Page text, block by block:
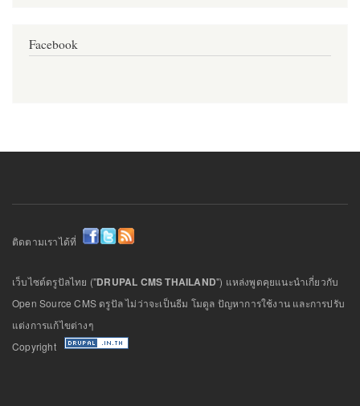
Facebook
ติดตามเราได้ที่
เว็บไซต์ดรูปัลไทย ("DRUPAL CMS THAILAND") แหล่งพูดคุยแนะนำเกี่ยวกับ
Open Source CMS ดรูปัล ไม่ว่าจะเป็นธีม โมดูล ปัญหาการใช้งาน และการปรับ
แต่งการแก้ไขต่างๆ
Copyright